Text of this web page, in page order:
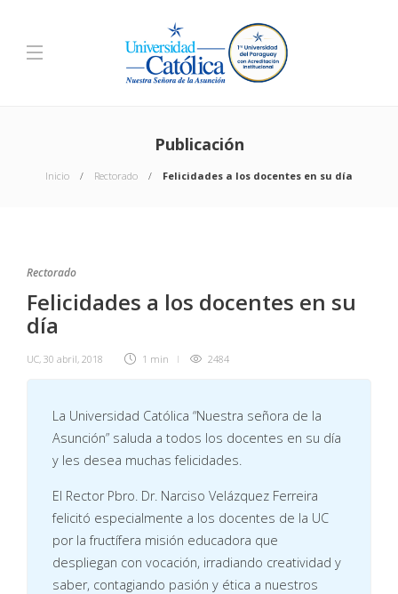
Publicación
Inicio Rectorado Felicidades a los docentes en su día
Rectorado
Felicidades a los docentes en su
día
UC, 30 abril, 2018 1 min 2484
La Universidad Católica “Nuestra señora de la
Asunción” saluda a todos los docentes en su día
y les desea muchas felicidades.
El Rector Pbro. Dr. Narciso Velázquez Ferreira
felicitó especialmente a los docentes de la UC
por la fructífera misión educadora que
despliegan con vocación, irradiando creatividad y
saber, contagiando pasión y ética a nuestros